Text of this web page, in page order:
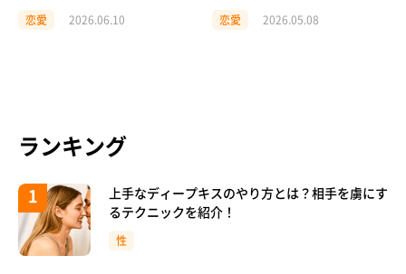
恋愛 2026.06.10 恋愛 2026.05.08
ランキング
上手なディープキスのやり方とは？相手を虜にす
るテクニックを紹介！
性